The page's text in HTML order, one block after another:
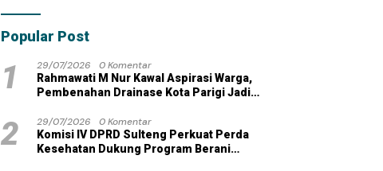
Tambahan dengan
Popular Post
1 29/07/2026
0 Komentar
Rahmawati M Nur Kawal Aspirasi Warga,
Pembenahan Drainase Kota Parigi Jadi
2 29/07/2026
0 Komentar
Komisi IV DPRD Sulteng Perkuat Perda
Kesehatan Dukung Program Berani